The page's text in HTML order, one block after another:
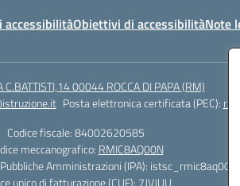
accessibilitàObiettivi di accessibilitàNote
C.BATTISTI,14 00044 ROCCA DI PAPA (RM)
Posta elettronica certificata (PEC):
Codice fiscale: 84002620585
meccanografico: RMIC8AQ00N
Amministrazioni (IPA): istsc_rmic8aq00n
unico di fatturazione (CUF): 7JVJUU